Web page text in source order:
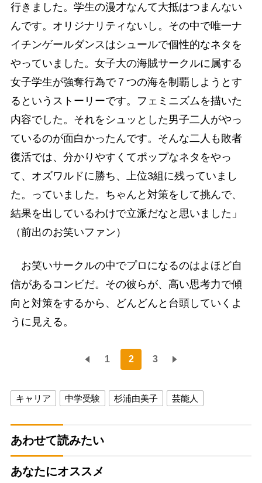
行きました。学生の漫才なんて大抵はつまんない
んです。オリジナリティないし。その中で唯一ナ
イチンゲールダンスはシュールで個性的なネタを
やっていました。女子大の海賊サークルに属する
女子学生が強奪行為で７つの海を制覇しようとす
るというストーリーです。フェミニズムを描いた
内容でした。それをシュッとした男子二人がやっ
ているのが面白かったんです。そんな二人も敗者
復活では、分かりやすくてポップなネタをやっ
て、オズワルドに勝ち、上位3組に残っていまし
た。っていました。ちゃんと対策をして挑んで、
結果を出しているわけで立派だなと思いました」
（前出のお笑いファン）
お笑いサークルの中でプロになるのはよほど自
信があるコンビだ。その彼らが、高い思考力で傾
向と対策をするから、どんどんと台頭していくよ
うに見える。
1 2 3
キャリア 中学受験 杉浦由美子 芸能人
あわせて読みたい
あなたにオススメ